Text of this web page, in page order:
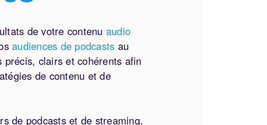
de votre contenu audio
audiences de podcasts au
précis, clairs et cohérents afin
de contenu et de
de podcasts et de streaming,